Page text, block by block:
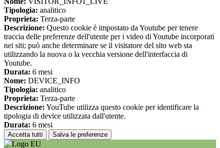
Tipologia: analitico
Proprieta: Terza-parte
Descrizione: Questo cookie è impostato da Youtube per tenere
traccia delle preferenze dell'utente per i video di Youtube incorporati
nei siti; può anche determinare se il visitatore del sito web sta
utilizzando la nuova o la vecchia versione dell'interfaccia di
Youtube.
Durata: 6 mesi
Nome: DEVICE_INFO
Tipologia: analitico
Proprieta: Terza-parte
Descrizione: YouTube utilizza questo cookie per identificare la
tipologia di device utilizzata dall'utente.
Durata: 6 mesi
Accetta tutti Salva le preferenze